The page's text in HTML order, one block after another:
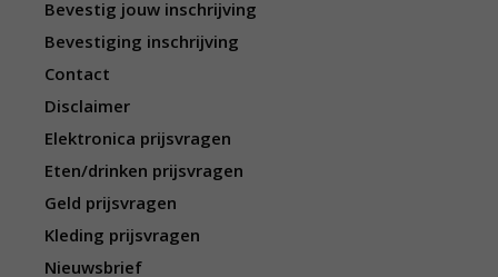
Bevestig jouw inschrijving
Bevestiging inschrijving
Contact
Disclaimer
Elektronica prijsvragen
Eten/drinken prijsvragen
Geld prijsvragen
Kleding prijsvragen
Nieuwsbrief